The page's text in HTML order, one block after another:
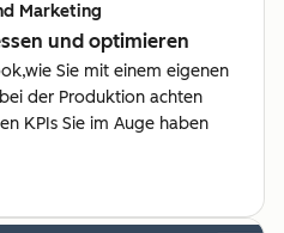
Marketing
und optimieren
Sie mit einem eigenen
der Produktion achten
KPIs Sie im Auge haben